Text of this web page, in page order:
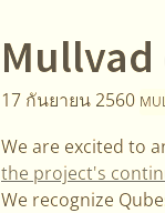
Mullvad
17 กันยายน 2560
We are excited to
the project's
We recognize